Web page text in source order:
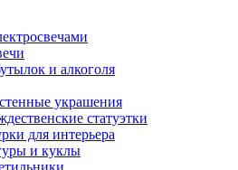
и алкоголя
украшения
статуэтки
для интерьера
и куклы